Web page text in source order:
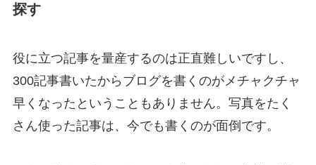
探す
役に立つ記事を量産するのは正直難しいですし、
300記事書いたからブログを書くのがメチャクチャ
早くなったということもありません。写真をたく
さん使った記事は、今でも書くのが面倒です。